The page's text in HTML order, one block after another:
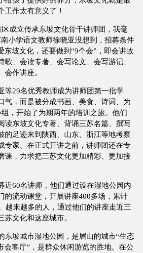
工作太有意义了！
成立传承东坡文化骨干讲师团，我毫
小学语文教师徐晓亚没想到，招募条件
东坡文化，还要做到“9个会”，即会讲故
歌、会读专著、会写论文、会写游记、
会作讲座。
等29名优秀教师成为讲师团第一批学
气，而是被分成书画、美食、诗词、为
，开始了为期两年的培训之旅。他们
读东坡文化专著、背诵三苏名篇、撰写
的足迹来到陕西、山东、浙江等地考察
专家。在正式开讲之前，讲师团还在专
课，力求把三苏文化更加精彩、更加接
近60名讲师，他们通过设在湿地公园内
的流动课堂，开展讲座400多场，累计
越来越多的人，通过他们的讲座走近三
文化和这座城市。
东坡城市湿地公园，是眉山的城市“生态
会客厅”，是群众休闲游览的胜地。在公